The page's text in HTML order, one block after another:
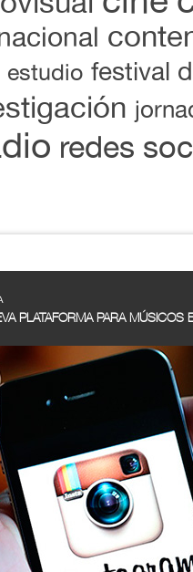
estudio festival
redes
PLATAFORMA PARA MÚSICOS